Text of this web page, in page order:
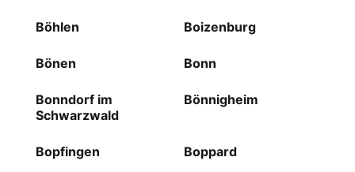
Böhlen Boizenburg
Bönen Bonn
Bonndorf im
Schwarzwald
Bönnigheim
Bopfingen Boppard